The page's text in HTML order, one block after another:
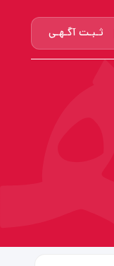
ثـبـت آگـهـی